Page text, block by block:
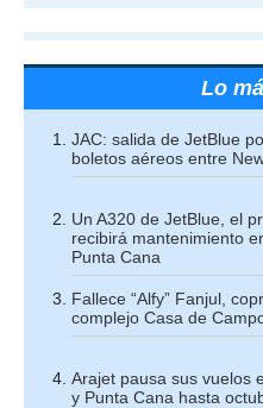
Lo
JAC: salida de JetBlue
boletos aéreos entre
Un A320 de JetBlue, el
recibirá mantenimiento
Punta Cana
Fallece “Alfy” Fanjul,
complejo Casa de
Arajet pausa sus vuelos
y Punta Cana hasta